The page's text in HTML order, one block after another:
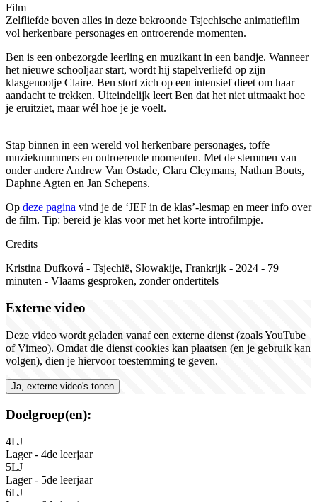
Film
Zelfliefde boven alles in deze bekroonde Tsjechische animatiefilm
vol herkenbare personages en ontroerende momenten.
Ben is een onbezorgde leerling en muzikant in een bandje. Wanneer
het nieuwe schooljaar start, wordt hij stapelverliefd op zijn
klasgenootje Claire. Ben stort zich op een intensief dieet om haar
aandacht te trekken. Uiteindelijk leert Ben dat het niet uitmaakt hoe
je eruitziet, maar wél hoe je je voelt.
Stap binnen in een wereld vol herkenbare personages, toffe
muzieknummers en ontroerende momenten. Met de stemmen van
onder andere Andrew Van Ostade, Clara Cleymans, Nathan Bouts,
Daphne Agten en Jan Schepens.
Op deze pagina vind je de ‘JEF in de klas’-lesmap en meer info over
de film. Tip: bereid je klas voor met het korte introfilmpje.
Credits
Kristina Dufková - Tsjechië, Slowakije, Frankrijk - 2024 - 79
minuten - Vlaams gesproken, zonderondertitels
Externe video
Deze video wordt geladen vanaf een externe dienst (zoals YouTube
of Vimeo). Omdat die dienst cookies kan plaatsen (en je gebruik kan
volgen), dien je hiervoor toestemming te geven.
Ja, externe video's tonen
Doelgroep(en):
4LJ
Lager - 4de leerjaar
5LJ
Lager - 5de leerjaar
6LJ